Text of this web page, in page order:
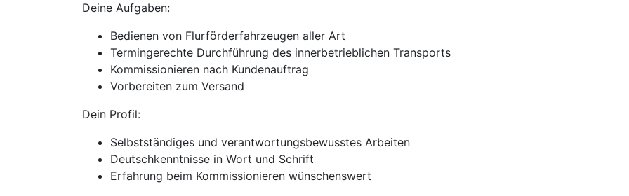
Deine Aufgaben:
Bedienen von Flurförderfahrzeugen aller Art
Termingerechte Durchführung des innerbetrieblichen Transports
Kommissionieren nach Kundenauftrag
Vorbereiten zum Versand
Dein Profil:
Selbstständiges und verantwortungsbewusstes Arbeiten
Deutschkenntnisse in Wort und Schrift
Erfahrung beim Kommissionieren wünschenswert